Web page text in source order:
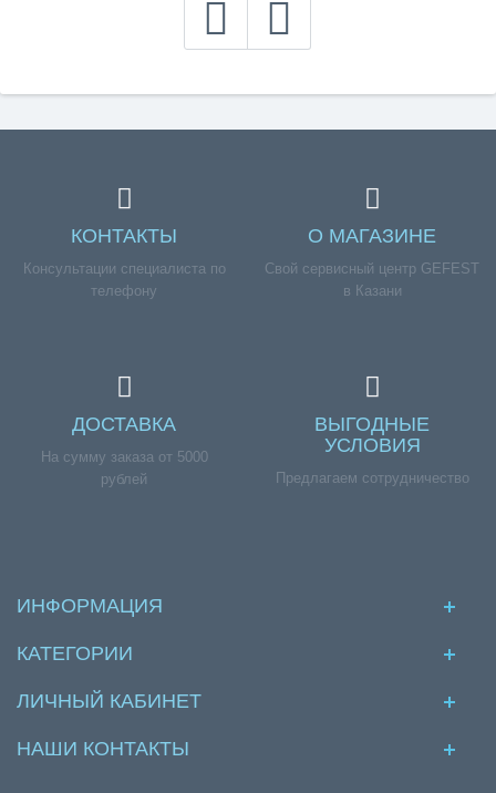
КОНТАКТЫ
Консультации специалиста по
телефону
О МАГАЗИНЕ
Свой сервисный центр GEFEST
в Казани
ДОСТАВКА
На сумму заказа от 5000
рублей
ВЫГОДНЫЕ
УСЛОВИЯ
Предлагаем сотрудничество
ИНФОРМАЦИЯ
КАТЕГОРИИ
ЛИЧНЫЙ КАБИНЕТ
НАШИ КОНТАКТЫ